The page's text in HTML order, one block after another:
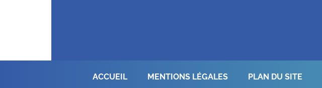
ACCUEIL MENTIONS LÉGALES PLAN DU SITE